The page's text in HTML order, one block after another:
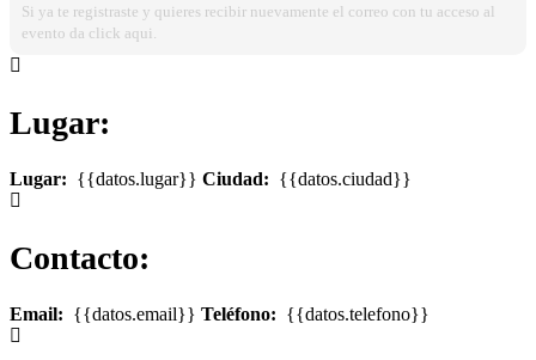
Si ya te registraste y quieres recibir nuevamente el correo con tu acceso al
evento da click aqui.
Lugar:
Lugar: {{datos.lugar}} Ciudad: {{datos.ciudad}}
Contacto:
Email: {{datos.email}} Teléfono: {{datos.telefono}}